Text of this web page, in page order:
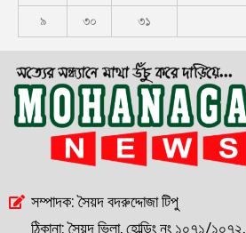
৯ ৩০ ৩১
সম্পাদক: সৈয়দ বদরুদ্দোজা টিপু
ঠিকানা: সৈয়দ ভিলা, হোল্ডিং নং ১০৭১/১০৭২,